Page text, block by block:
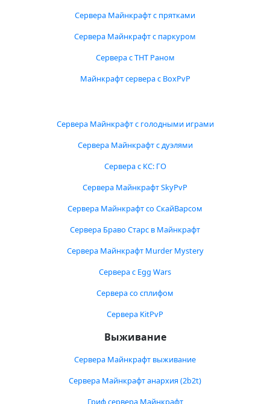
Сервера Майнкрафт с прятками
Сервера Майнкрафт с паркуром
Сервера с ТНТ Раном
Майнкрафт сервера с BoxPvP
Сервера Майнкрафт с голодными играми
Сервера Майнкрафт с дуэлями
Сервера с КС: ГО
Сервера Майнкрафт SkyPvP
Сервера Майнкрафт со СкайВарсом
Сервера Браво Старс в Майнкрафт
Сервера Майнкрафт Murder Mystery
Сервера с Egg Wars
Сервера со сплифом
Сервера KitPvP
Выживание
Сервера Майнкрафт выживание
Сервера Майнкрафт анархия (2b2t)
Гриф сервера Майнкрафт